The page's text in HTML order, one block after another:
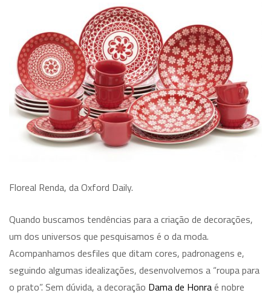
Floreal Renda, da Oxford Daily.
Quando buscamos tendências para a criação de decorações,
um dos universos que pesquisamos é o da moda.
Acompanhamos desfiles que ditam cores, padronagens e,
seguindo algumas idealizações, desenvolvemos a “roupa para
o prato”. Sem dúvida, a decoração Dama de Honraé nobre